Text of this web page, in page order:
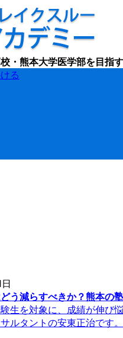
・熊本大学医学部を目指
う減らすべきか？熊本の
生を対象に、成績が伸び
ルタントの安東正治です